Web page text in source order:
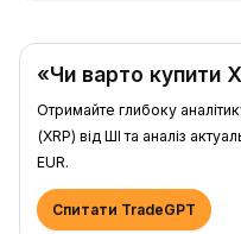
«Чи варто купити
Отримайте глибоку
(XRP) від ШІ та аналіз
EUR.
Спитати TradeGPT